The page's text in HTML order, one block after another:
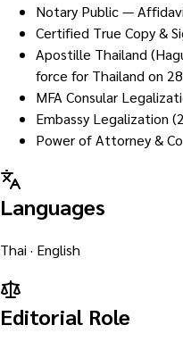
Notary Public —
Certified True Copy &
Apostille Thailand
force for Thailand on
MFA Consular
Embassy Legalization
Power of Attorney &
Languages
Thai · English
Editorial Role